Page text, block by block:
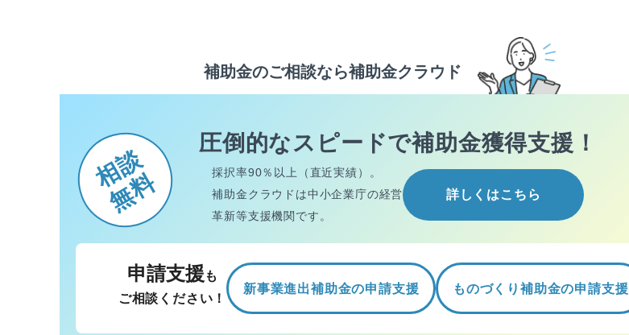
補助金のご相談なら補助金クラウド
相談
無料
圧倒的なスピードで補助金獲得支援！
採択率90％以上（直近実績）。
補助金クラウドは中小企業庁の経営
革新等支援機関です。
詳しくはこちら
申請支援 も
ご相談ください！
新事業進出補助金の申請支援 ものづくり補助金の申請支援